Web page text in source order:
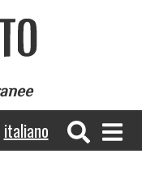
italiano